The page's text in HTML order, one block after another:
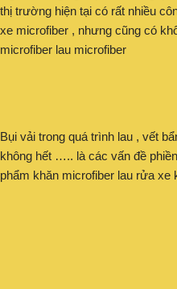
thị trường hiện tại có rất nhiều
xe microfiber , nhưng cũng có
microfiber lau microfiber
Bụi vải trong quá trình lau , vết
không hết ….. là các vấn đề
phẩm khăn microfiber lau rửa xe